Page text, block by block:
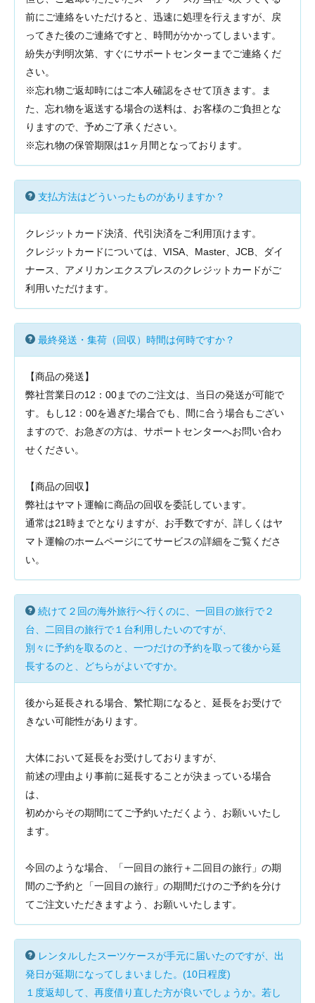
前にご連絡をいただけると、迅速に処理を行えますが、戻
ってきた後のご連絡ですと、時間がかかってしまいます。
紛失が判明次第、すぐにサポートセンターまでご連絡くだ
さい。
※忘れ物ご返却時にはご本人確認をさせて頂きます。ま
た、忘れ物を返送する場合の送料は、お客様のご負担とな
りますので、予めご了承ください。
※忘れ物の保管期限は1ヶ月間となっております。
支払方法はどういったものがありますか？
クレジットカード決済、代引決済をご利用頂けます。
クレジットカードについては、VISA、Master、JCB、ダイ
ナース、アメリカンエクスプレスのクレジットカードがご
利用いただけます。
最終発送・集荷（回収）時間は何時ですか？
【商品の発送】
弊社営業日の12：00までのご注文は、当日の発送が可能で
す。もし12：00を過ぎた場合でも、間に合う場合もござい
ますので、お急ぎの方は、サポートセンターへお問い合わ
せください。
【商品の回収】
弊社はヤマト運輸に商品の回収を委託しています。
通常は21時までとなりますが、お手数ですが、詳しくはヤ
マト運輸のホームページにてサービスの詳細をご覧くださ
い。
続けて２回の海外旅行へ行くのに、一回目の旅行で２
台、二回目の旅行で１台利用したいのですが、
別々に予約を取るのと、一つだけの予約を取って後から延
長するのと、どちらがよいですか。
後から延長される場合、繁忙期になると、延長をお受けで
きない可能性があります。
大体において延長をお受けしておりますが、
前述の理由より事前に延長することが決まっている場合
は、
初めからその期間にてご予約いただくよう、お願いいたし
ます。
今回のような場合、「一回目の旅行＋二回目の旅行」の期
間のご予約と「一回目の旅行」の期間だけのご予約を分け
てご注文いただきますよう、お願いいたします。
レンタルしたスーツケースが手元に届いたのですが、出
発日が延期になってしまいました。(10日程度)
１度返却して、再度借り直した方が良いでしょうか。若し